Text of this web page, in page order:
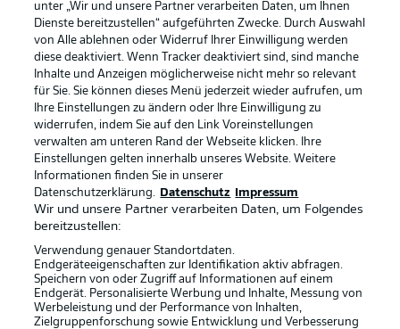
unter „Wir und unsere Partner verarbeiten Daten, um Ihnen
Dienste bereitzustellen“ aufgeführten Zwecke. Durch Auswahl
von Alle ablehnen oder Widerruf Ihrer Einwilligung werden
diese deaktiviert. Wenn Tracker deaktiviert sind, sind manche
Inhalte und Anzeigen möglicherweise nicht mehr so relevant
für Sie. Sie können dieses Menü jederzeit wieder aufrufen, um
Ihre Einstellungen zu ändern oder Ihre Einwilligung zu
widerrufen, indem Sie auf den Link Voreinstellungen
verwalten am unteren Rand der Webseite klicken. Ihre
Einstellungen gelten innerhalb unseres Website. Weitere
Informationen finden Sie in unserer
Datenschutzerklärung.
Datenschutz Impressum
Wir und unsere Partner verarbeiten Daten, um Folgendes
bereitzustellen:
Verwendung genauer Standortdaten.
Endgeräteeigenschaften zur Identifikation aktiv abfragen.
Speichern von oder Zugriff auf Informationen auf einem
Endgerät. Personalisierte Werbung und Inhalte, Messung von
Werbeleistung und der Performance von Inhalten,
Zielgruppenforschung sowie Entwicklung und Verbesserung